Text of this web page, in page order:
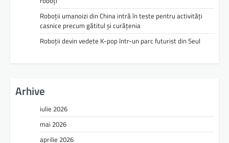
Roboții umanoizi din China intră în teste pentru activități
casnice precum gătitul și curățenia
Roboții devin vedete K-pop într-un parc futurist din Seul
Arhive
iulie 2026
mai 2026
aprilie 2026